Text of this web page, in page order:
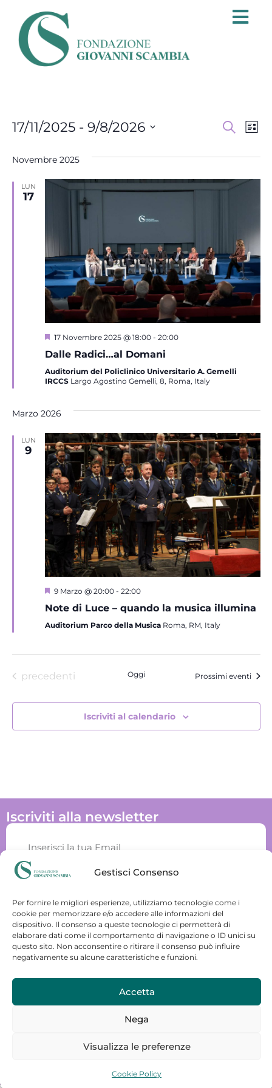
Gestisci Consenso
Per fornire le migliori esperienze, utilizziamo tecnologie come i
cookie per memorizzare e/o accedere alle informazioni del
dispositivo. Il consenso a queste tecnologie ci permetterà di
elaborare dati come il comportamento di navigazione o ID unici su
questo sito. Non acconsentire o ritirare il consenso può influire
negativamente su alcune caratteristiche e funzioni.
Accetta
Nega
Visualizza le preferenze
Cookie Policy
e
Cerca
Lista
17/11/2025 - 9/8/2026
data.
Novembre 2025
LUN
17
Segnalati
17 Novembre 2025 @ 18:00- 20:00
Dalle Radici…al Domani
Auditorium del Policlinico Universitario A. Gemelli
IRCCS Largo Agostino Gemelli, 8, Roma, Italy
Marzo 2026
LUN
9
Segnalati
9 Marzo @ 20:00- 22:00
Note di Luce – quando la musica illumina
Auditorium Parco della Musica Roma, RM, Italy
Eventi
precedenti Oggi Prossimi eventi
Iscriviti al calendario
Iscriviti alla newsletter
Accetto il trattamento dei miei dati personali ai fini
ISCRIVITI
CONTATTI
Powered by Fondazione Giovanni Scambia ETS